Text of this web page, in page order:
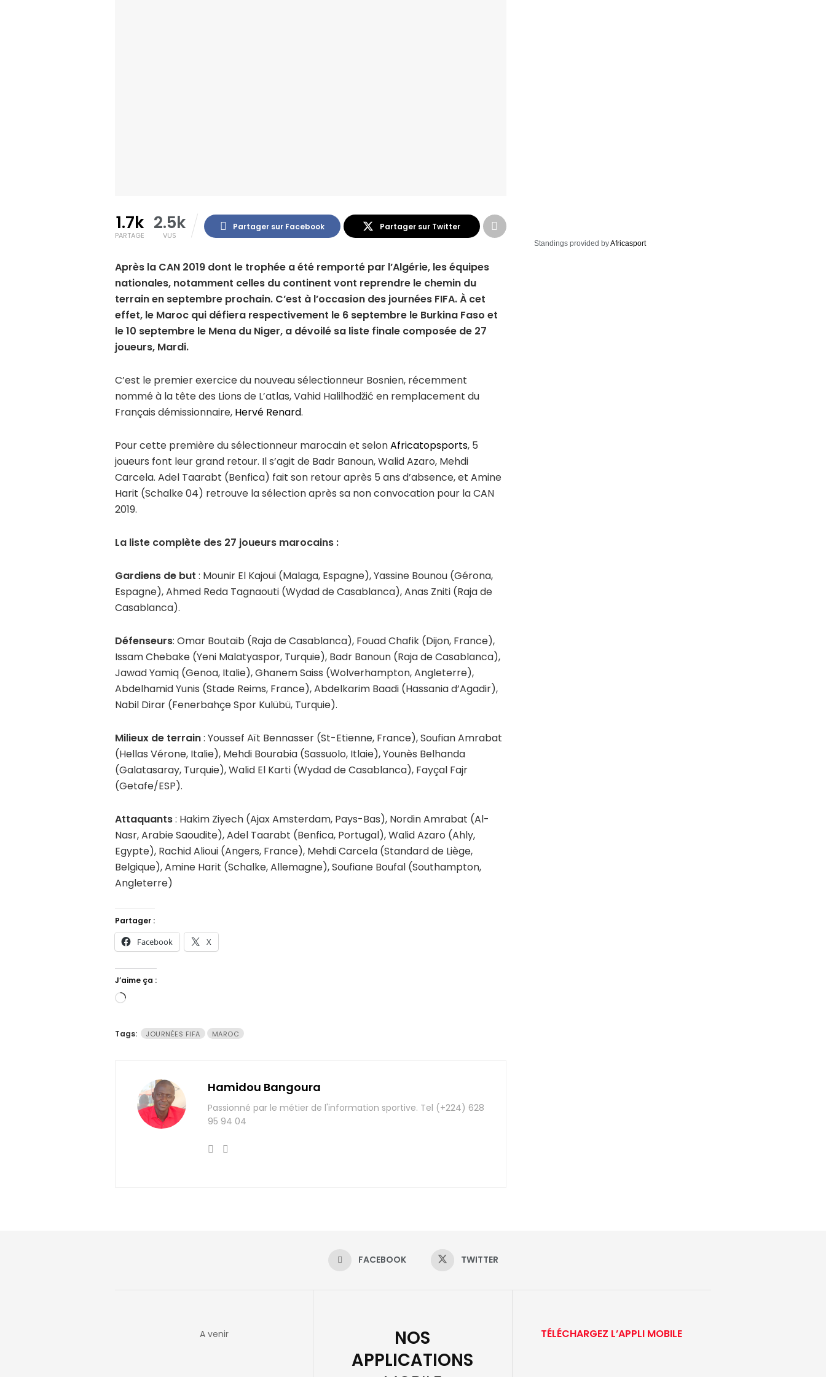
1.7k
PARTAGE
2.5k
VUS
Partager sur Facebook Partager sur Twitter
Après la CAN 2019 dont le trophée a été remporté par l’Algérie, les équipes
nationales, notamment celles du continent vont reprendre le chemin du
terrain en septembre prochain. C’est à l’occasion des journées FIFA. À cet
effet, le Maroc qui défiera respectivement le 6 septembre le Burkina Faso et
le 10 septembre le Mena du Niger, a dévoilé sa liste finale composée de 27
joueurs, Mardi.
C’est le premier exercice du nouveau sélectionneur Bosnien, récemment
nommé à la tête des Lions de L’atlas, Vahid Halilhodžić en remplacement du
Français démissionnaire, Hervé Renard.
Pour cette première du sélectionneur marocain et selonAfricatopsports, 5
joueurs font leur grand retour. Il s’agit de Badr Banoun, Walid Azaro, Mehdi
Carcela. Adel Taarabt (Benfica) fait son retour après 5 ans d’absence, et Amine
Harit (Schalke 04) retrouve la sélection après sa non convocation pour la CAN
2019.
La liste complète des 27 joueurs marocains :
Gardiens de but : Mounir El Kajoui (Malaga, Espagne), Yassine Bounou (Gérona,
Espagne), Ahmed Reda Tagnaouti (Wydad de Casablanca), Anas Zniti (Raja de
Casablanca).
Défenseurs: Omar Boutaib (Raja de Casablanca), Fouad Chafik (Dijon, France),
Issam Chebake (Yeni Malatyaspor, Turquie), Badr Banoun (Raja de Casablanca),
Jawad Yamiq (Genoa, Italie), Ghanem Saiss (Wolverhampton, Angleterre),
Abdelhamid Yunis (Stade Reims, France), Abdelkarim Baadi (Hassania d’Agadir),
Nabil Dirar (Fenerbahçe Spor Kulübü, Turquie).
Milieux de terrain: Youssef Aït Bennasser (St-Etienne, France), Soufian Amrabat
(Hellas Vérone, Italie), Mehdi Bourabia (Sassuolo, Itlaie), Younès Belhanda
(Galatasaray, Turquie), Walid El Karti (Wydad de Casablanca), Fayçal Fajr
(Getafe/ESP).
Attaquants: Hakim Ziyech (Ajax Amsterdam, Pays-Bas), Nordin Amrabat (Al-
Nasr, Arabie Saoudite), Adel Taarabt (Benfica, Portugal), Walid Azaro (Ahly,
Egypte), Rachid Alioui (Angers, France), Mehdi Carcela (Standard de Liège,
Belgique), Amine Harit (Schalke, Allemagne), Soufiane Boufal (Southampton,
Angleterre)
Partager :
Facebook X
J’aime ça :
Chargement…
Tags: JOURNÉES FIFA MAROC
Hamidou Bangoura
Passionné par le métier de l'information sportive. Tel (+224) 628
95 94 04
Standings provided byAfricasport
FACEBOOK TWITTER
A venir
NOS
APPLICATIONS
TÉLÉCHARGEZ L’APPLI MOBILE